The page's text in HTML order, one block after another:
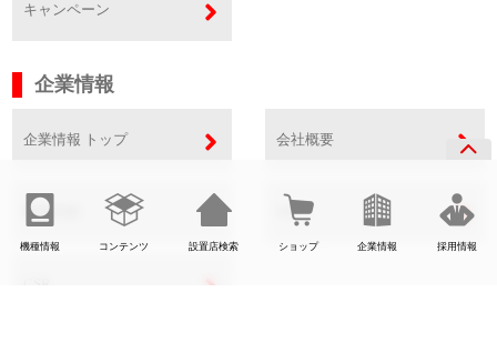
機種情報 コンテンツ 設置店検索 ショップ 企業情報 採用情報
キャンペーン
企業情報
企業情報 トップ 会社概要
事業内容 SDGs